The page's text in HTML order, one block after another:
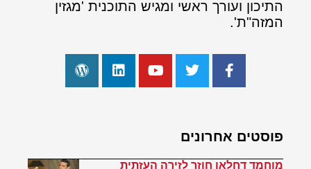
התיכון ועורך ראשי ומגיש התוכנית 'מגזין
המזה"ת'.
פוסטים אחרונים
מוחמד דחלאן חוזר לזירה העזתית